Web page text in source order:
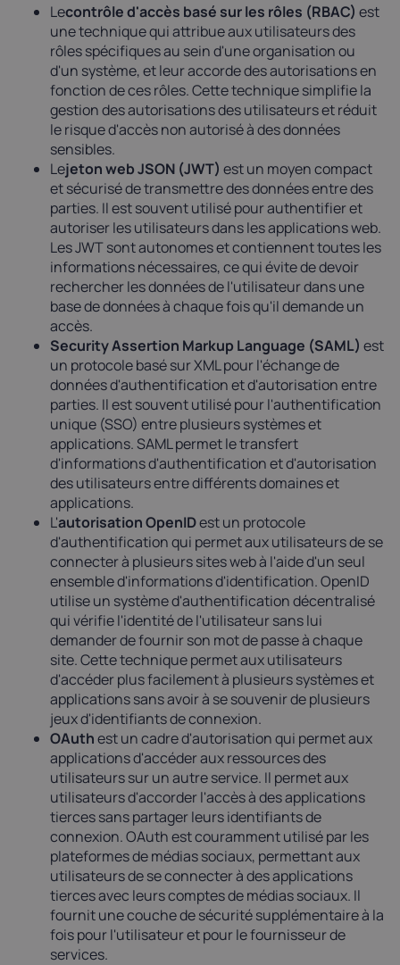
Lecontrôle d'accès basé sur les rôles (RBAC) est
une technique qui attribue aux utilisateurs des
rôles spécifiques au sein d'une organisation ou
d'un système, et leur accorde des autorisations en
fonction de ces rôles. Cette technique simplifie la
gestion des autorisations des utilisateurs et réduit
le risque d'accès non autorisé à des données
sensibles.
Lejeton web JSON (JWT) est un moyen compact
et sécurisé de transmettre des données entre des
parties. Il est souvent utilisé pour authentifier et
autoriser les utilisateurs dans les applications web.
Les JWT sont autonomes et contiennent toutes les
informations nécessaires, ce qui évite de devoir
rechercher les données de l'utilisateur dans une
base de données à chaque fois qu'il demande un
accès.
Security Assertion Markup Language (SAML) est
un protocole basé sur XML pour l'échange de
données d'authentification et d'autorisation entre
parties. Il est souvent utilisé pour l'authentification
unique (SSO) entre plusieurs systèmes et
applications. SAML permet le transfert
d'informations d'authentification et d'autorisation
des utilisateurs entre différents domaines et
applications.
L'autorisation OpenIDest un protocole
d'authentification qui permet aux utilisateurs de se
connecter à plusieurs sites web à l'aide d'un seul
ensemble d'informations d'identification. OpenID
utilise un système d'authentification décentralisé
qui vérifie l'identité de l'utilisateur sans lui
demander de fournir son mot de passe à chaque
site. Cette technique permet aux utilisateurs
d'accéder plus facilement à plusieurs systèmes et
applications sans avoir à se souvenir de plusieurs
jeux d'identifiants de connexion.
OAuthest un cadre d'autorisation qui permet aux
applications d'accéder aux ressources des
utilisateurs sur un autre service. Il permet aux
utilisateurs d'accorder l'accès à des applications
tierces sans partager leurs identifiants de
connexion. OAuth est couramment utilisé par les
plateformes de médias sociaux, permettant aux
utilisateurs de se connecter à des applications
tierces avec leurs comptes de médias sociaux. Il
fournit une couche de sécurité supplémentaire à la
fois pour l'utilisateur et pour le fournisseur de
services.